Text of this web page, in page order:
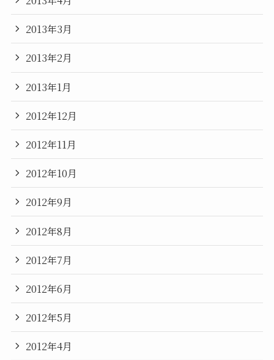
2013年3月
2013年2月
2013年1月
2012年12月
2012年11月
2012年10月
2012年9月
2012年8月
2012年7月
2012年6月
2012年5月
2012年4月